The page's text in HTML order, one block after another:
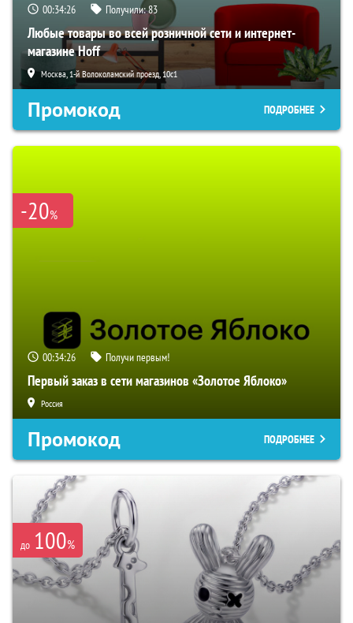
00:34:25 Получили:83
Любые товары во всей розничной сети и интернет-
магазине Hoff
Москва, 1-й Волоколамский проезд, 10с1
Промокод ПОДРОБНЕЕ
-20%
00:34:25 Получи первым!
Первый заказ в сети магазинов «Золотое Яблоко»
Россия
Промокод ПОДРОБНЕЕ
до 100%